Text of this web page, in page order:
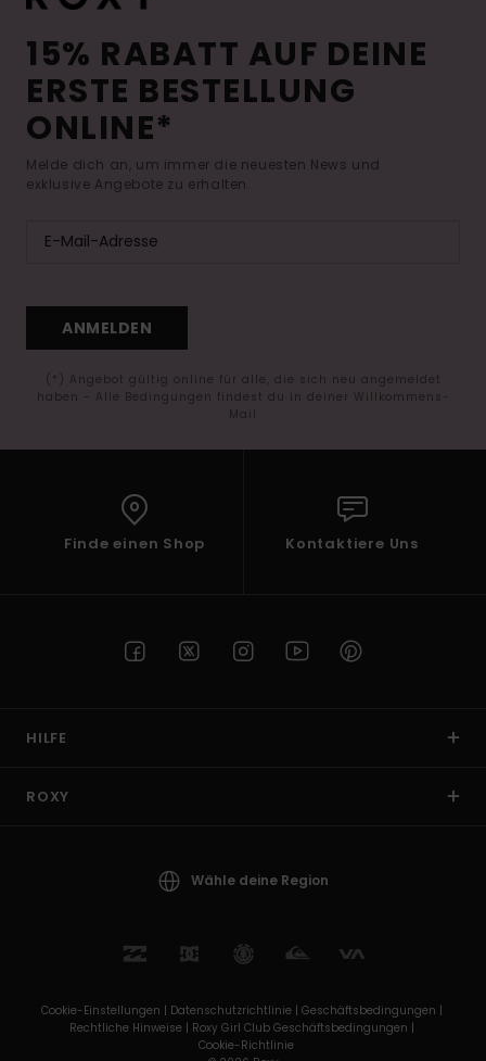
15% RABATT AUF DEINE
ERSTE BESTELLUNG
ONLINE*
Melde dich an, um immer die neuesten News und
exklusive Angebote zu erhalten.
ANMELDEN
(*) Angebot gültig online für alle, die sich neu angemeldet
haben - Alle Bedingungen findest du in deiner Willkommens-
Mail
Finde einen Shop Kontaktiere Uns
HILFE
ROXY
Wähle deine Region
Cookie-Einstellungen | Datenschutzrichtlinie | Geschäftsbedingungen |
Rechtliche Hinweise | Roxy Girl Club Geschäftsbedingungen |
Cookie-Richtlinie